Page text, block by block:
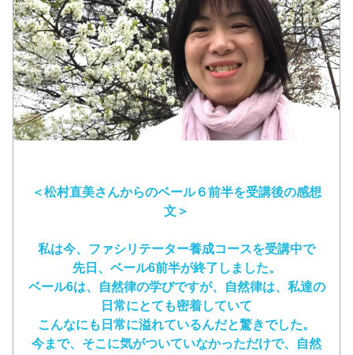
＜松村直美さんからのベール６前半を受講後の感想
文＞
私は今、ファシリテーター養成コースを受講中で
先日、ベール6前半が終了しました。
ベール6は、自然律の学びですが、自然律は、私達の
日常にとても密着していて
こんなにも日常に溢れているんだと驚きでした。
今まで、そこに気がついていなかっただけで、自然